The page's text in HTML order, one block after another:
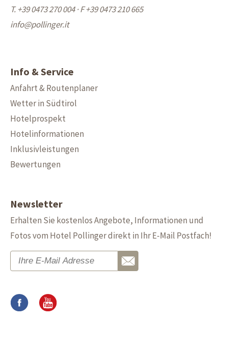
T. +39 0473 270 004·F +39 0473 210 665
info@pollinger.it
Info & Service
Anfahrt & Routenplaner
Wetter in Südtirol
Hotelprospekt
Hotelinformationen
Inklusivleistungen
Bewertungen
Newsletter
Erhalten Sie kostenlos Angebote, Informationen und
Fotos vom Hotel Pollinger direkt in Ihr E-Mail Postfach!